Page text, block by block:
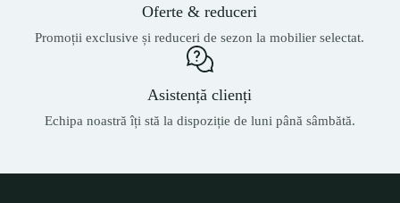
Oferte & reduceri
Promoții exclusive și reduceri de sezon la mobilier selectat.
Asistență clienți
Echipa noastră îți stă la dispoziție de luni până sâmbătă.